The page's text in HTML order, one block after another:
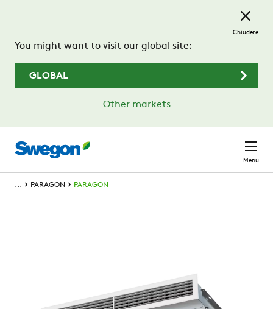
You might want to visit our global site:
GLOBAL
Other markets
Chiudere
Menu
... PARAGON PARAGON